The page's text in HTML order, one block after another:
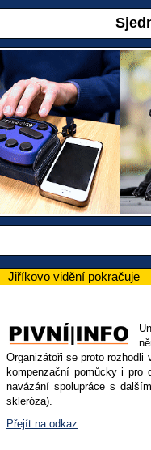
Jiříkovo vidění pokračuje
Organizátoři se proto
kompenzační pomůcky i pro
navázání spolupráce s
skleróza).
Přejít na odkaz